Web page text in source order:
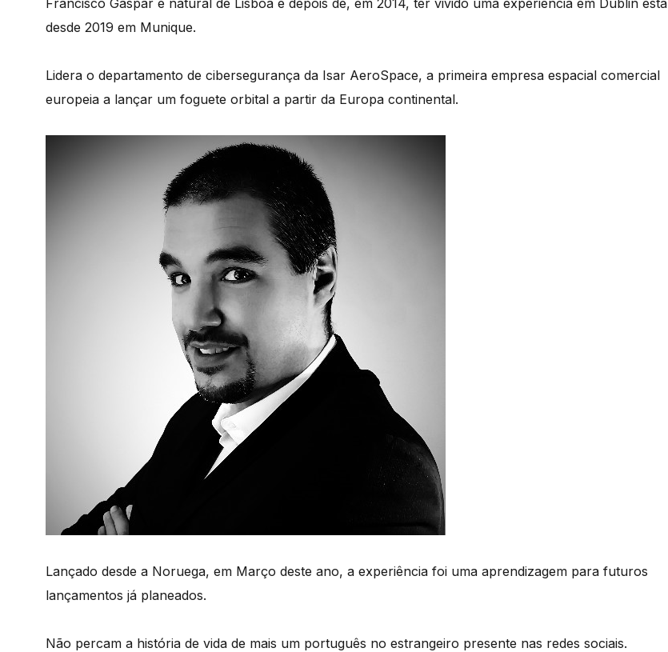
Francisco Gaspar é natural de Lisboa e depois de, em 2014, ter vivido uma experiência em Dublin está
desde 2019 em Munique.
Lidera o departamento de cibersegurança da Isar AeroSpace, a primeira empresa espacial comercial
europeia a lançar um foguete orbital a partir da Europa continental.
Lançado desde a Noruega, em Março deste ano, a experiência foi uma aprendizagem para futuros
lançamentos já planeados.
Não percam a história de vida de mais um português no estrangeiro presente nas redes sociais.